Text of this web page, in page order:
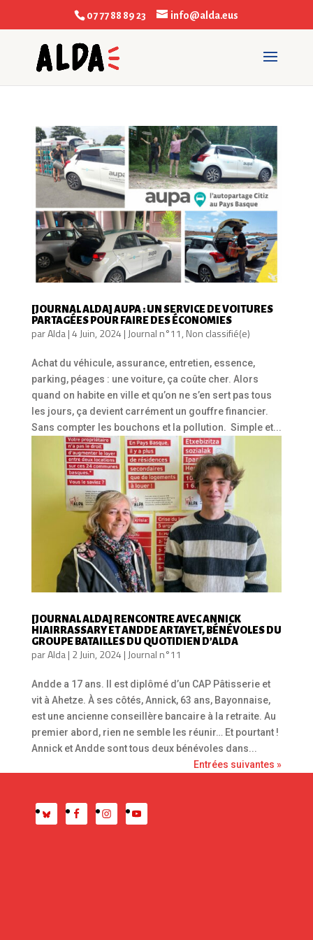
07 77 88 89 23 info@alda.eus
[JOURNAL ALDA] AUPA : UN SERVICE DE VOITURES
PARTAGÉES POUR FAIRE DES ÉCONOMIES
parAlda|4 Juin, 2024 | Journal n°11, Non classifié(e)
Achat du véhicule, assurance, entretien, essence,
parking, péages : une voiture, ça coûte cher. Alors
quand on habite en ville et qu’on ne s’en sert pas tous
les jours, ça devient carrément un gouffre financier.
Sans compter les bouchons et la pollution. Simple et...
[JOURNAL ALDA] RENCONTRE AVEC ANNICK
HIAIRRASSARY ET ANDDE ARTAYET, BÉNÉVOLES DU
GROUPE BATAILLES DU QUOTIDIEN D’ALDA
parAlda| 2 Juin, 2024 | Journal n°11
Andde a 17 ans. Il est diplômé d’un CAP Pâtisserie et
vit à Ahetze. À ses côtés, Annick, 63 ans, Bayonnaise,
est une ancienne conseillère bancaire à la retraite. Au
premier abord, rien ne semble les réunir… Et pourtant !
Annick et Andde sont tous deux bénévoles dans...
Entrées suivantes »